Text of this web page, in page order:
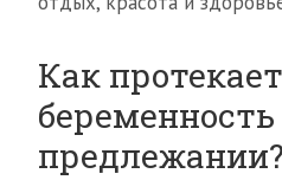
Как протекает
предлежании?